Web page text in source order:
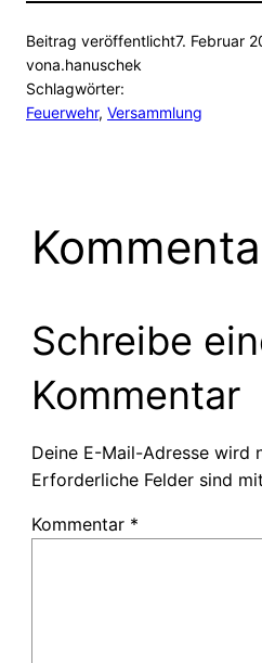
Beitrag veröffentlicht7. Februar
vona.hanuschek
Schlagwörter:
Feuerwehr, Versammlung
Schreibe
Kommentar
Deine E-Mail-Adresse wird
Erforderliche Felder sind mit
Kommentar *